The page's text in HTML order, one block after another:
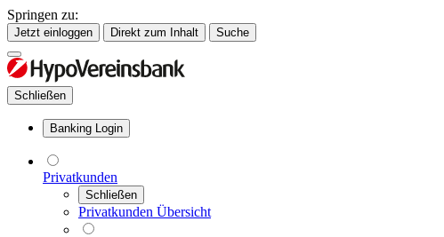
Springen zu:
Jetzt einloggen Direkt zum Inhalt Suche
Schließen
Banking Login
Privatkunden
Schließen
Privatkunden Übersicht